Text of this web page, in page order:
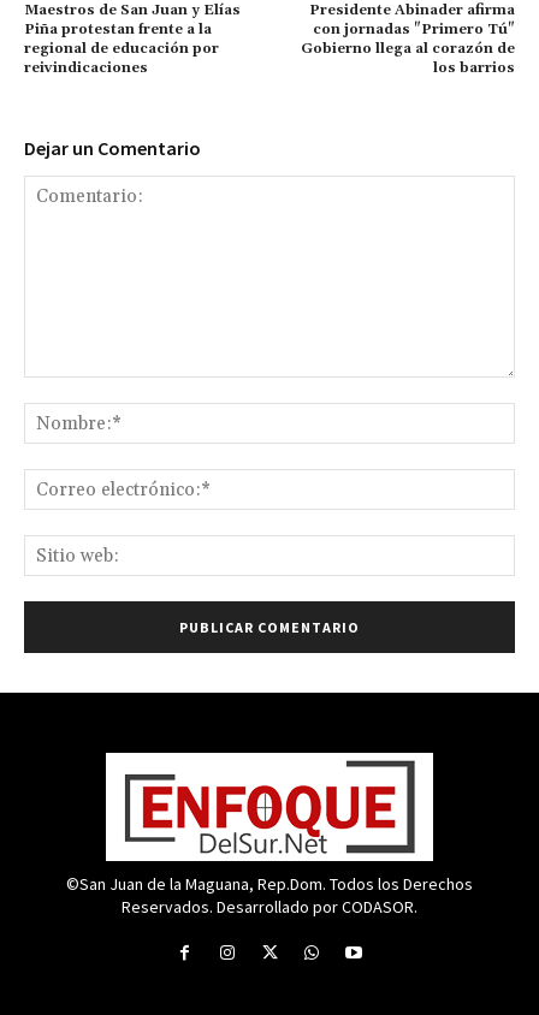
Maestros de San Juan y Elías
Piña protestan frente a la
regional de educación por
reivindicaciones
Presidente Abinader afirma
con jornadas "Primero Tú"
Gobierno llega al corazón de
los barrios
Dejar un Comentario
©San Juan de la Maguana, Rep.Dom. Todos los Derechos
Reservados. Desarrollado por CODASOR.